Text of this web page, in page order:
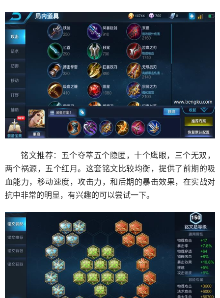
铭文推荐：五个夺萃五个隐匿，十个鹰眼，三个无双，
两个祸源，五个红月。这套铭文比较均衡，提供了前期的吸
血能力，移动速度，攻击力，和后期的暴击效果，在实战对
抗中非常的明显，有兴趣的可以尝试一下。